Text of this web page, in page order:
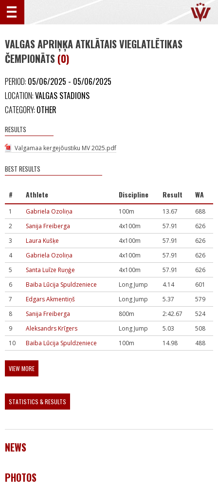
VALGAS APRIŅĶA ATKLĀTAIS VIEGLATLĒTIKAS
ČEMPIONĀTS (0)
PERIOD: 05/06/2025 - 05/06/2025
LOCATION:VALGAS STADIONS
CATEGORY: OTHER
RESULTS
Valgamaa kergejõustiku MV 2025.pdf
BEST RESULTS
# Athlete Discipline Result WA
1 Gabriela Ozoliņa 100m 13.67
688
2
Sanija Freiberga 4x100m 57.91
626
3
Laura Kušķe 4x100m 57.91
626
4
Gabriela Ozoliņa 4x100m 57.91
626
5
Santa Luīze Ruņģe 4x100m 57.91
626
6
Baiba Lūcija Spuldzeniece Long Jump 4.14
601
7
Edgars Akmentiņš Long Jump 5.37
579
8
Sanija Freiberga 800m 2:42.67
524
9
Aleksandrs Krīgers Long Jump 5.03
508
10
Baiba Lūcija Spuldzeniece 100m 14.98 488
VIEW MORE
STATISTICS & RESULTS
NEWS
PHOTOS